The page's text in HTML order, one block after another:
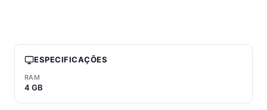
ESPECIFICAÇÕES
RAM
4 GB